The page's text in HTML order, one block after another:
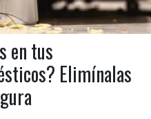
en tus
Elimínalas